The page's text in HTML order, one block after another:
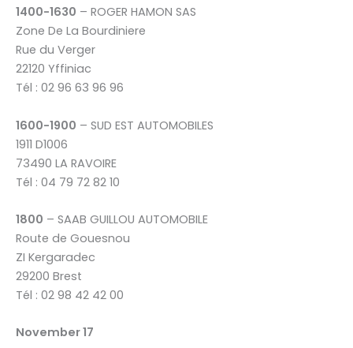
1400-1630 – ROGER HAMON SAS
Zone De La Bourdiniere
Rue du Verger
22120 Yffiniac
Tél : 02 96 63 96 96
1600-1900 – SUD EST AUTOMOBILES
1911 D1006
73490 LA RAVOIRE
Tél : 04 79 72 82 10
1800 – SAAB GUILLOU AUTOMOBILE
Route de Gouesnou
ZI Kergaradec
29200 Brest
Tél : 02 98 42 42 00
November 17